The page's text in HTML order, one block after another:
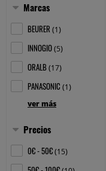
Marcas
BEURER (1)
INNOGIO(5)
ORALB(17)
PANASONIC (1)
ver más
Precios
0€ - 50€(15)